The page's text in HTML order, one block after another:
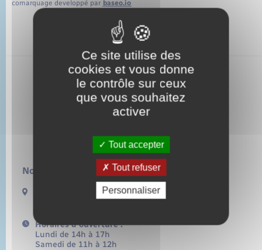
comarquage developpé par baseo.io
Nous contacter :
13 rue de la Lieure
Horaires d'ouverture :
Lundi de 14h à 17h
Samedi de 11h à 12h
Ce site utilise des
cookies et vous donne
le contrôle sur ceux
que vous souhaitez
activer
Tout accepter
Tout refuser
Personnaliser